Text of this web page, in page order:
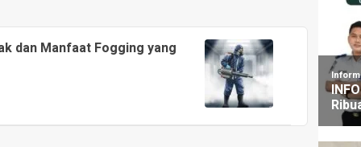
dan Manfaat Fogging yang